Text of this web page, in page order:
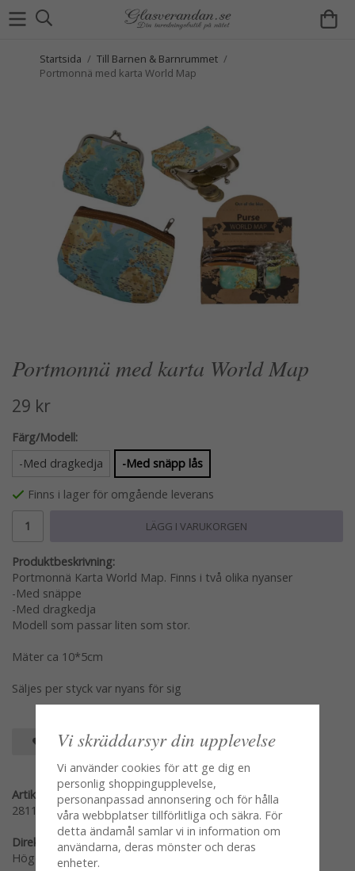
Startsida / Till Barnen & Barnrummet /
Portmonnä med karta World Map
Portmonnä med karta World Map
29 kr
Färg/Modell:
-Med dragkedja
-Med snäpp lås
Finns i lager för omgående leverans
LÄGG I VARUKORGEN
Produktbeskrivning:
Portmonnä Karta World Map. Finns i två olika nyanser
-Med snäppe
-Med dragkedja
Modell som passar liten som stor.
Mäter ca 10*5cm
Säljes per styck var nyans för sig
SPARA SOM FAVORIT
Artikelnummer:
28113-S
Direktlänk:
Högerklicka och kopiera adressen
Vi skräddarsyr din upplevelse
Vi använder cookies för att ge dig en
personlig shoppingupplevelse,
personanpassad annonsering och för hålla
våra webbplatser tillförlitliga och säkra. För
detta ändamål samlar vi in information om
användarna, deras mönster och deras
enheter.